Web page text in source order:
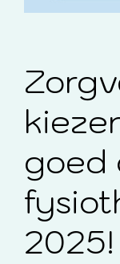
goed
2025!